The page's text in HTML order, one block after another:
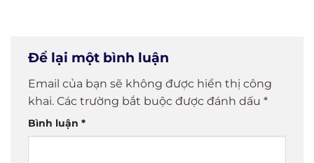
Để lại một bình luận
Email của bạn sẽ không được hiển thị công
khai. Các trường bắt buộc được đánh dấu *
Bình luận *